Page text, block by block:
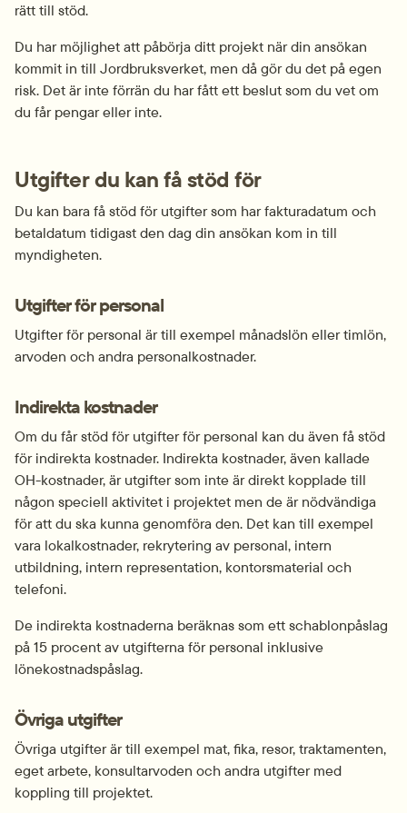
rätt till stöd.
Du har möjlighet att påbörja ditt projekt när din ansökan
kommit in till Jordbruksverket, men då gör du det på egen
risk. Det är inte förrän du har fått ett beslut som du vet om
du får pengar eller inte.
Utgifter du kan få stöd för
Du kan bara få stöd för utgifter som har fakturadatum och
betaldatum tidigast den dag din ansökan kom in till
myndigheten.
Utgifter för personal
Utgifter för personal är till exempel månadslön eller timlön,
arvoden och andra personalkostnader.
Indirekta kostnader
Om du får stöd för utgifter för personal kan du även få stöd
för indirekta kostnader. Indirekta kostnader, även kallade
OH-kostnader, är utgifter som inte är direkt kopplade till
någon speciell aktivitet i projektet men de är nödvändiga
för att du ska kunna genomföra den. Det kan till exempel
vara lokalkostnader, rekrytering av personal, intern
utbildning, intern representation, kontorsmaterial och
telefoni.
De indirekta kostnaderna beräknas som ett schablonpåslag
på 15 procent av utgifterna för personal inklusive
lönekostnadspåslag.
Övriga utgifter
Övriga utgifter är till exempel mat, fika, resor, traktamenten,
eget arbete, konsultarvoden och andra utgifter med
koppling till projektet.